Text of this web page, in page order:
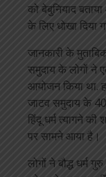
को बेबुनियाद
के लिए धोखा दिया
जानकारी के
समुदाय के लोगों ने
आयोजन किया था.
जाटव समुदाय के 40
हिंदू धर्म त्यागने
पर सामने आया है।
लोगों ने बौद्ध धर्म